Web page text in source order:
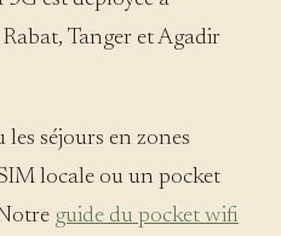
Tanger et Agadir
séjours en zones
locale ou un pocket
guide du pocket wifi